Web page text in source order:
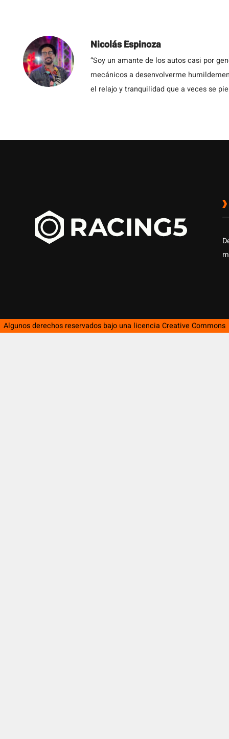
Nicolás Espinoza
“Soy un amante de los autos casi por
mecánicos a desenvolverme
el relajo y tranquilidad que a veces se
Algunos derechos reservados bajo una licencia Creative Commons